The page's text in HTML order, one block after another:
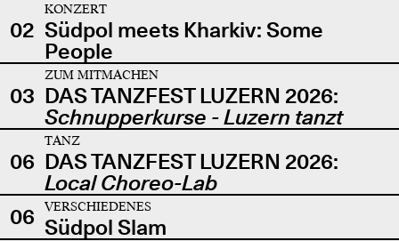
02
KONZERT
Südpol meets Kharkiv: Some
People
03
ZUM MITMACHEN
DAS TANZFEST LUZERN 2026:
Schnupperkurse - Luzern tanzt
06
TANZ
DAS TANZFEST LUZERN 2026:
Local Choreo-Lab
06
VERSCHIEDENES
Südpol Slam